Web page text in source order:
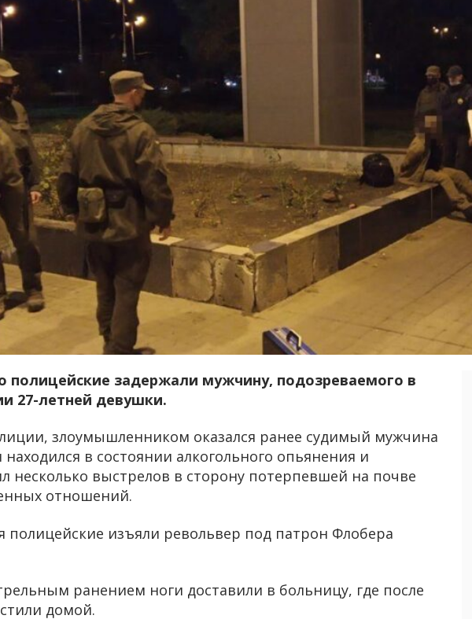
полицейские задержали мужчину, подозреваемого в
27-летней девушки.
злоумышленником оказался ранее судимый мужчина
в состоянии алкогольного опьянения и
несколько выстрелов в сторону потерпевшей на почве
отношений.
полицейские изъяли револьвер под патрон Флобера
ранением ноги доставили в больницу, где после
домой.